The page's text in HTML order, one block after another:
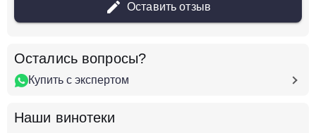
Добавить в корзину
Вино Angelo Rocca e Figli, Amore Trebbiano,
Puglia IGT, 2021
Оставить отзыв
Остались вопросы?
Купить с экспертом
Наши винотеки